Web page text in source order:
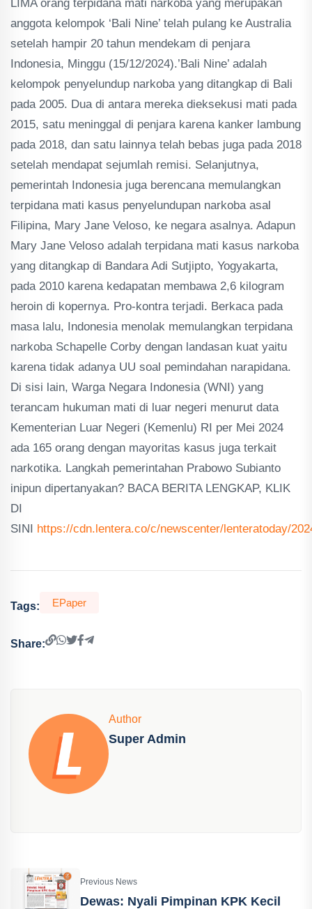
LIMA orang terpidana mati narkoba yang merupakan
anggota kelompok ‘Bali Nine’ telah pulang ke Australia
setelah hampir 20 tahun mendekam di penjara
Indonesia, Minggu (15/12/2024).’Bali Nine’ adalah
kelompok penyelundup narkoba yang ditangkap di Bali
pada 2005. Dua di antara mereka dieksekusi mati pada
2015, satu meninggal di penjara karena kanker lambung
pada 2018, dan satu lainnya telah bebas juga pada 2018
setelah mendapat sejumlah remisi. Selanjutnya,
pemerintah Indonesia juga berencana memulangkan
terpidana mati kasus penyelundupan narkoba asal
Filipina, Mary Jane Veloso, ke negara asalnya. Adapun
Mary Jane Veloso adalah terpidana mati kasus narkoba
yang ditangkap di Bandara Adi Sutjipto, Yogyakarta,
pada 2010 karena kedapatan membawa 2,6 kilogram
heroin di kopernya. Pro-kontra terjadi. Berkaca pada
masa lalu, Indonesia menolak memulangkan terpidana
narkoba Schapelle Corby dengan landasan kuat yaitu
karena tidak adanya UU soal pemindahan narapidana.
Di sisi lain, Warga Negara Indonesia (WNI) yang
terancam hukuman mati di luar negeri menurut data
Kementerian Luar Negeri (Kemenlu) RI per Mei 2024
ada 165 orang dengan mayoritas kasus juga terkait
narkotika. Langkah pemerintahan Prabowo Subianto
inipun dipertanyakan? BACA BERITA LENGKAP, KLIK
DI
SINI https://cdn.lentera.co/c/newscenter/lenteratoday/
Tags: EPaper
Share:
Author
Super Admin
Previous News
Dewas: Nyali Pimpinan KPK Kecil